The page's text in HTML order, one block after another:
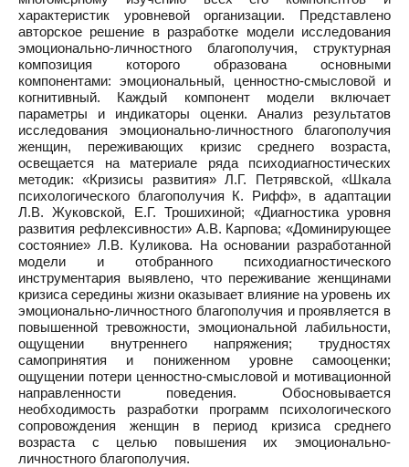
характеристик уровневой организации. Представлено
авторское решение в разработке модели исследования
эмоционально-личностного благополучия, структурная
композиция которого образована основными
компонентами: эмоциональный, ценностно-смысловой и
когнитивный. Каждый компонент модели включает
параметры и индикаторы оценки. Анализ результатов
исследования эмоционально-личностного благополучия
женщин, переживающих кризис среднего возраста,
освещается на материале ряда психодиагностических
методик: «Кризисы развития» Л.Г. Петрявской, «Шкала
психологического благополучия К. Рифф», в адаптации
Л.В. Жуковской, Е.Г. Трошихиной; «Диагностика уровня
развития рефлексивности» А.В. Карпова; «Доминирующее
состояние» Л.В. Куликова. На основании разработанной
модели и отобранного психодиагностического
инструментария выявлено, что переживание женщинами
кризиса середины жизни оказывает влияние на уровень их
эмоционально-личностного благополучия и проявляется в
повышенной тревожности, эмоциональной лабильности,
ощущении внутреннего напряжения; трудностях
самопринятия и пониженном уровне самооценки;
ощущении потери ценностно-смысловой и мотивационной
направленности поведения. Обосновывается
необходимость разработки программ психологического
сопровождения женщин в период кризиса среднего
возраста с целью повышения их эмоционально-
личностного благополучия.